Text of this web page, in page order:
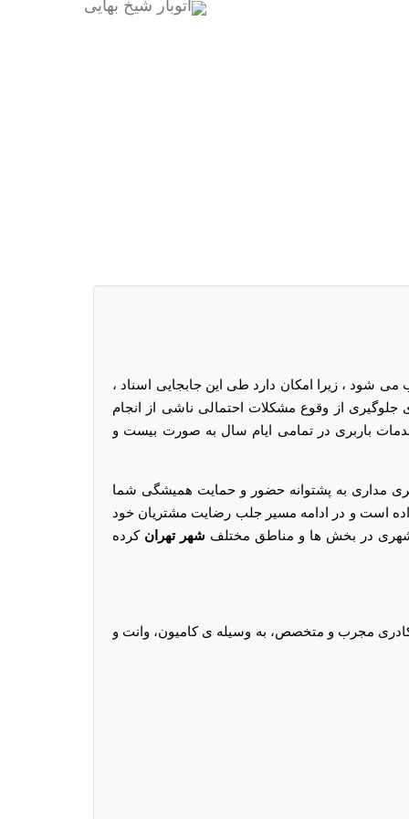
می شود ، زیرا امکان دارد طی این جابجایی اسناد ،
جلوگیری از وقوع مشکلات احتمالی ناشی از انجام
باربری در تمامی ایام سال به صورت بیست و
مداری به پشتوانه حضور و حمایت همیشگی شما
است و در ادامه مسیر جلب رضایت مشتریان خود
در بخش ها و مناطق مختلف شهر تهرانکرده
مجرب و متخصص، به وسیله ی کامیون، وانت و